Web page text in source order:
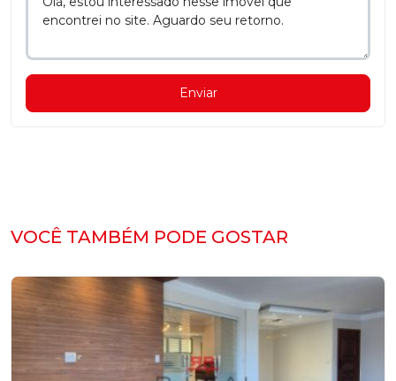
Enviar
VOCÊ TAMBÉM PODE GOSTAR